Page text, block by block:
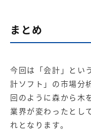
まとめ
今回は「会計」とい
計ソフト」の市場分
回のように森から木
業界が変わったとし
れとなります。